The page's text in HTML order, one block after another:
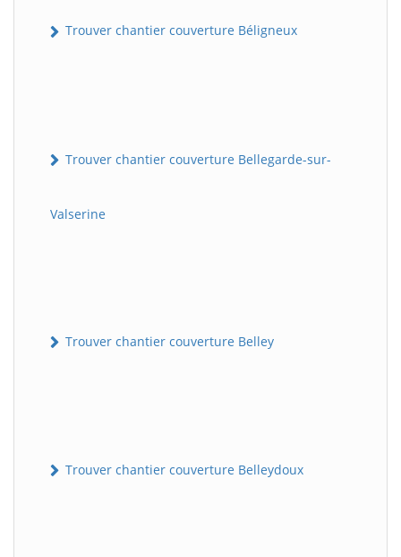
Trouver chantier couverture Béligneux
Trouver chantier couverture Bellegarde-sur-
Valserine
Trouver chantier couverture Belley
Trouver chantier couverture Belleydoux